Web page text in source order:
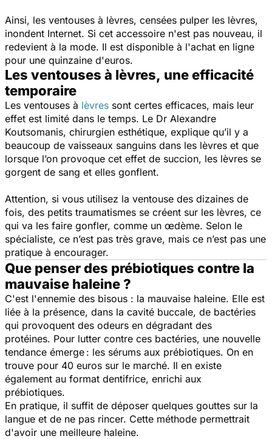
Ainsi, les ventouses à lèvres, censées pulper les lèvres,
inondent Internet. Si cet accessoire n'est pas nouveau, il
redevient à la mode. Il est disponible à l'achat en ligne
pour une quinzaine d'euros.
Les ventouses à lèvres, une efficacité
temporaire
Les ventouses à lèvres sont certes efficaces, mais leur
effet est limité dans le temps. Le Dr Alexandre
Koutsomanis, chirurgien esthétique, explique qu’il y a
beaucoup de vaisseaux sanguins dans les lèvres et que
lorsque l’on provoque cet effet de succion, les lèvres se
gorgent de sang et elles gonflent.
Attention, si vous utilisez la ventouse des dizaines de
fois, des petits traumatismes se créent sur les lèvres, ce
qui va les faire gonfler, comme un œdème. Selon le
spécialiste, ce n’est pas très grave, mais ce n’est pas une
pratique à encourager.
Que penser des prébiotiques contre la
mauvaise haleine ?
C'est l'ennemie des bisous : la mauvaise haleine. Elle est
liée à la présence, dans la cavité buccale, de bactéries
qui provoquent des odeurs en dégradant des
protéines. Pour lutter contre ces bactéries, une nouvelle
tendance émerge : les sérums aux prébiotiques. On en
trouve pour 40 euros sur le marché. Il en existe
également au format dentifrice, enrichi aux
prébiotiques.
En pratique, il suffit de déposer quelques gouttes sur la
langue et de ne pas rincer. Cette méthode permettrait
d'avoir une meilleure haleine.